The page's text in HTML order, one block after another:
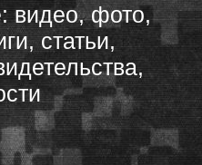
видео, фото,
статьи,